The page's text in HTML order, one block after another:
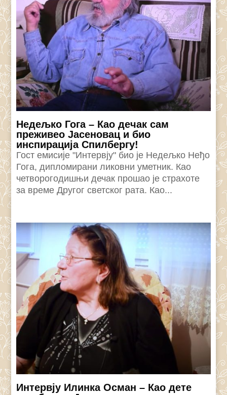
Недељко Гога – Као дечак сам
преживео Јасеновац и био
инспирација Спилбергу!
Гост емисије "Интервју" био је Недељко Неђо
Гога, дипломирани ликовни уметник. Као
четворогодишњи дечак прошао је страхоте
за време Другог светског рата. Као...
Интервју Илинка Осман – Као дете